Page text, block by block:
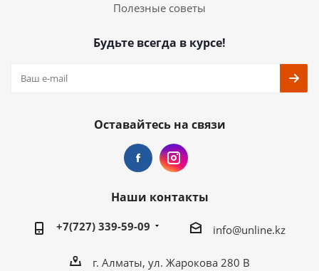
Полезные советы
Будьте всегда в курсе!
Оставайтесь на связи
Наши контакты
+7(727) 339-59-09 info@unline.kz
г. Алматы, ул. Жарокова 280 В